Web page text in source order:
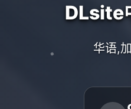
DLsite
华语,